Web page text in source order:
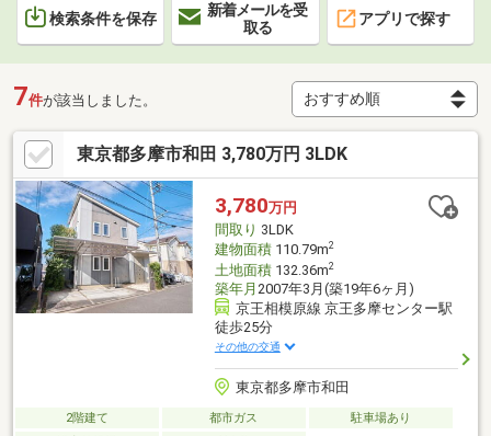
検索条件を保存
新着メールを受
取る
アプリで探す
7件が該当しました。
東京都多摩市和田 3,780万円 3LDK
3,780万円
間取り 3LDK
建物面積110.79m2
土地面積132.36m2
築年月 2007年3月(築19年6ヶ月)
京王相模原線 京王多摩センター駅
徒歩25分
その他の交通
東京都多摩市和田
2階建て 都市ガス
駐車場あり